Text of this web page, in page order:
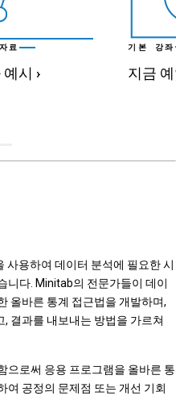
료
예시 ›
기본 강좌
지금
사용하여 데이터 분석에 필요한 시
니다. Minitab의 전문가들이 데이
올바른 통계 접근법을 개발하며,
결과를 내보내는 방법을 가르쳐
으로써 응용 프로그램을 올바른 통
여 공정의 문제점 또는 개선 기회